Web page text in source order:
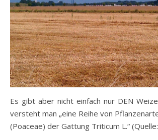
Es gibt aber nicht einfach nur DEN
versteht man „eine Reihe von
(Poaceae) der Gattung Triticum L.“ (Quelle: